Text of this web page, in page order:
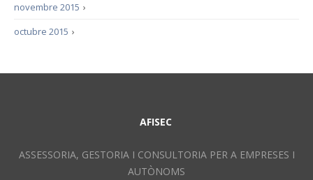
›
novembre 2015
›
octubre 2015
AFISEC
ASSESSORIA, GESTORIA I CONSULTORIA PER A EMPRESES I
AUTÒNOMS